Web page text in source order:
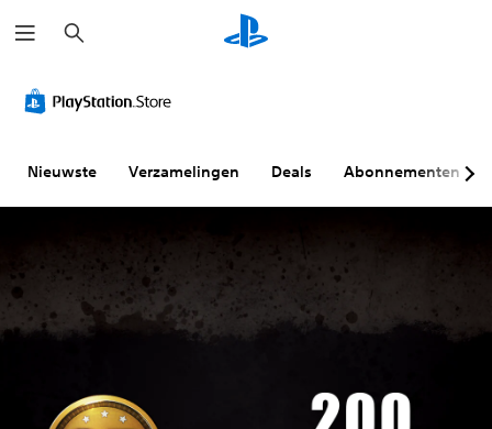
o
e
n
Nieuwste Verzamelingen Deals Abonnementen